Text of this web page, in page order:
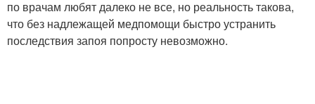
по врачам любят далеко не все, но реальность такова,
что без надлежащей медпомощи быстро устранить
последствия запоя попросту невозможно.